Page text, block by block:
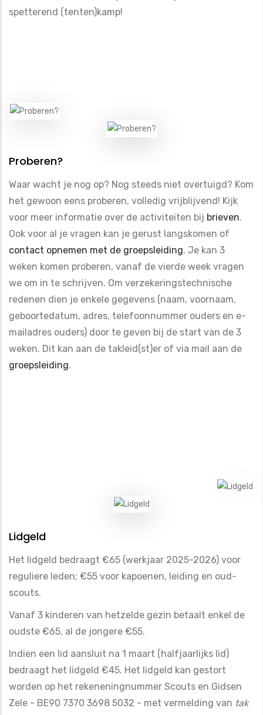
spetterend (tenten)kamp!
Proberen?
Waar wacht je nog op? Nog steeds niet overtuigd? Kom
het gewoon eens proberen, volledig vrijblijvend! Kijk
voor meer informatie over de activiteiten bij brieven.
Ook voor al je vragen kan je gerust langskomen of
contact opnemen met de groepsleiding. Je kan 3
weken komen proberen, vanaf de vierde week vragen
we om in te schrijven. Om verzekeringstechnische
redenen dien je enkele gegevens (naam, voornaam,
geboortedatum, adres, telefoonnummer ouders en e-
mailadres ouders) door te geven bij de start van de 3
weken. Dit kan aan de takleid(st)er of via mail aan de
groepsleiding.
Lidgeld
Het lidgeld bedraagt €65 (werkjaar 2025-2026) voor
reguliere leden; €55 voor kapoenen, leiding en oud-
scouts.
Vanaf 3 kinderen van hetzelde gezin betaalt enkel de
oudste €65, al de jongere €55.
Indien een lid aansluit na 1 maart (halfjaarlijks lid)
bedraagt het lidgeld €45. Het lidgeld kan gestort
worden op het rekeneningnummer Scouts en Gidsen
Zele - BE90 7370 3698 5032 - met vermelding van tak